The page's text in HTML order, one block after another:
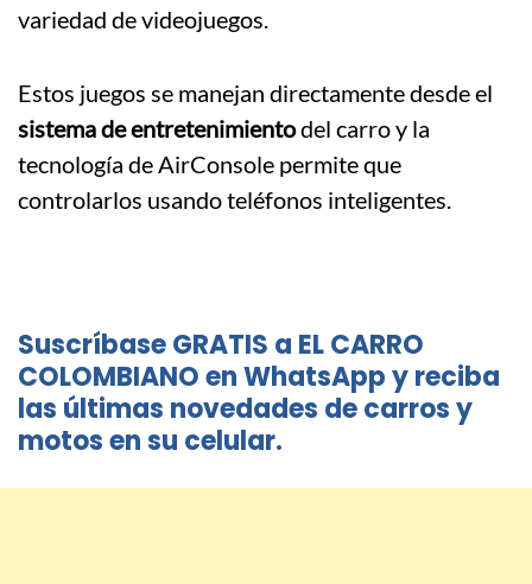
variedad de videojuegos.
Estos juegos se manejan directamente desde el
sistema de entretenimientodel carro y la
tecnología de AirConsole permite que
controlarlos usando teléfonos inteligentes.
Suscríbase GRATIS a EL CARRO
COLOMBIANO en WhatsApp y reciba
las últimas novedades de carros y
motos en su celular.